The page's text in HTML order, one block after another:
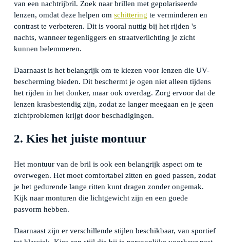
van een nachtrijbril. Zoek naar brillen met gepolariseerde
lenzen, omdat deze helpen om schittering te verminderen en
contrast te verbeteren. Dit is vooral nuttig bij het rijden 's
nachts, wanneer tegenliggers en straatverlichting je zicht
kunnen belemmeren.
Daarnaast is het belangrijk om te kiezen voor lenzen die UV-
bescherming bieden. Dit beschermt je ogen niet alleen tijdens
het rijden in het donker, maar ook overdag. Zorg ervoor dat de
lenzen krasbestendig zijn, zodat ze langer meegaan en je geen
zichtproblemen krijgt door beschadigingen.
2. Kies het juiste montuur
Het montuur van de bril is ook een belangrijk aspect om te
overwegen. Het moet comfortabel zitten en goed passen, zodat
je het gedurende lange ritten kunt dragen zonder ongemak.
Kijk naar monturen die lichtgewicht zijn en een goede
pasvorm hebben.
Daarnaast zijn er verschillende stijlen beschikbaar, van sportief